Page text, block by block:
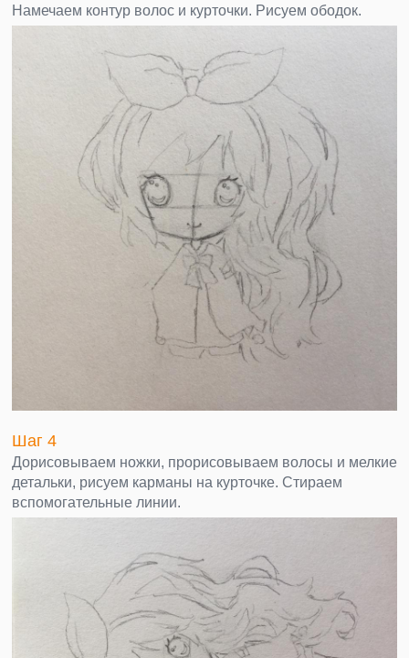
Намечаем контур волос и курточки. Рисуем ободок.
Шаг 4
Дорисовываем ножки, прорисовываем волосы и мелкие
детальки, рисуем карманы на курточке. Стираем
вспомогательные линии.